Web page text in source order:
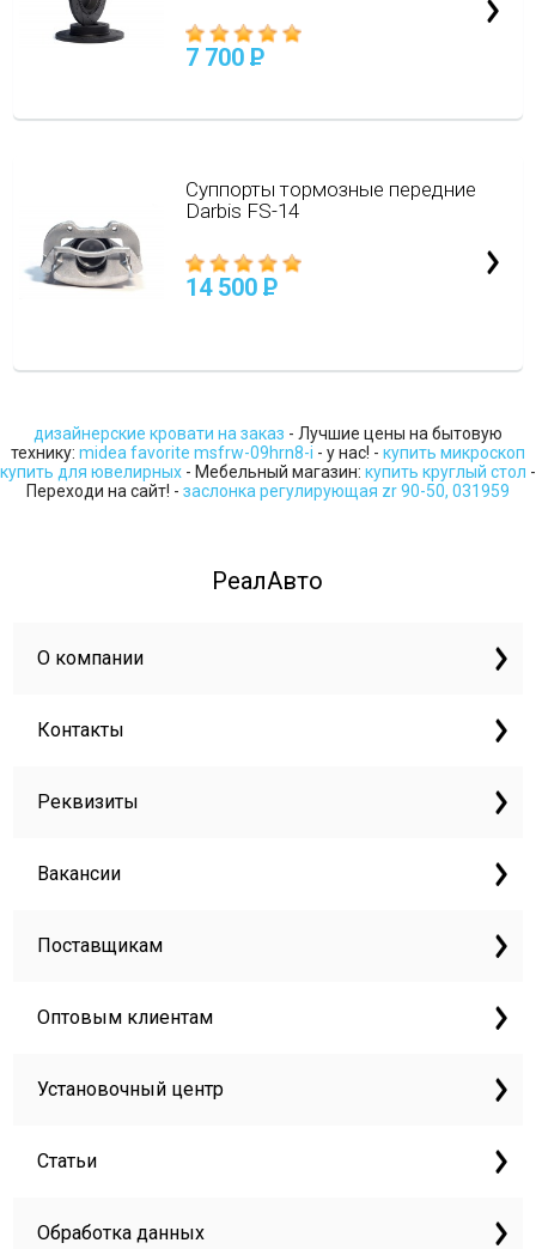
7 700 P
Суппорты тормозные передние
Darbis FS-14
14 500 P
дизайнерские кровати на заказ - Лучшие цены на бытовую
технику: midea favorite msfrw-09hrn8-i - у нас! - купить микроскоп
купить для ювелирных - Мебельный магазин: купить круглый стол -
Переходи на сайт! - заслонка регулирующая zr 90-50, 031959
РеалАвто
О компании
Контакты
Реквизиты
Вакансии
Поставщикам
Оптовым клиентам
Установочный центр
Статьи
Обработка данных